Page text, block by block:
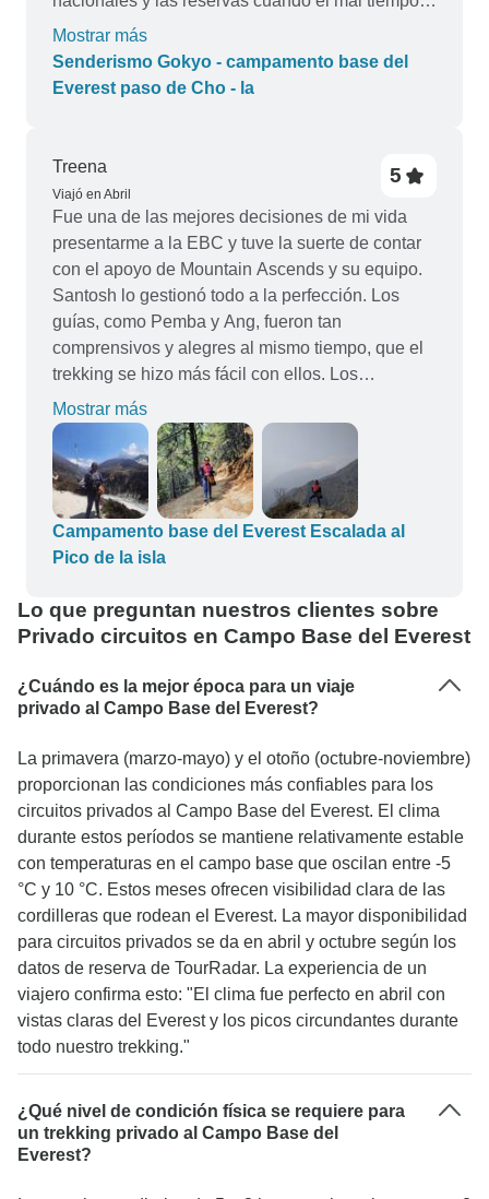
nos hizo perder el primer vuelo de Katmandú a
Lukla. La madre de Ashok nos permitió
amablemente alojarnos en su habitación esa
siguiente. Nuestro guía y nuestro porteador
fueron los mejores y disfrutamos de su compañía
y de sus conocimientos de toda la geografía
durante todo el viaje. La experiencia de nuestro
guía es impresionante y el itinerario y el ritmo de
todo el trekking estaban bien planificados. Nos lo
pasamos absolutamente genial y
recomendaríamos ir con Nepalgram.
Mostrar más
Senderismo Gokyo - campamento base del
Everest paso de Cho - la
Treena
Viajó en Abril
5
Fue una de las mejores decisiones de mi vida
presentarme a la EBC y tuve la suerte de contar
con el apoyo de Mountain Ascends y su equipo.
Santosh lo gestionó todo a la perfección. Los
guías, como Pemba y Ang, fueron tan
comprensivos y alegres al mismo tiempo, que el
trekking se hizo más fácil con ellos. Los
porteadores, no hace falta decirlo, fueron un gran
apoyo e hicieron que nuestro viaje fuera aún más
suave llevando nuestras maletas. Seleccionamos
hoteles estupendos y servimos buena comida
todos los días. También nos sirvieron bebidas
calientes todos los días. El itinerario del trekking
estaba tan bien diseñado que pudimos
echaré de menos todos los recuerdos creados allí
y estoy deseando hacer más viajes con vosotros.
Mostrar más
Campamento base del Everest Escalada al
Pico de la isla
Lo que preguntan nuestros clientes sobre
Privado circuitos en Campo Base del Everest
¿Cuándo es la mejor época para un viaje
privado al Campo Base del Everest?
La primavera (marzo-mayo) y el otoño (octubre-noviembre)
proporcionan las condiciones más confiables para los
circuitos privados al Campo Base del Everest. El clima
durante estos períodos se mantiene relativamente estable
con temperaturas en el campo base que oscilan entre -5
°C y 10 °C. Estos meses ofrecen visibilidad clara de las
cordilleras que rodean el Everest. La mayor disponibilidad
para circuitos privados se da en abril y octubre según los
datos de reserva de TourRadar. La experiencia de un
viajero confirma esto: "El clima fue perfecto en abril con
vistas claras del Everest y los picos circundantes durante
todo nuestro trekking."
¿Qué nivel de condición física se requiere para
un trekking privado al Campo Base del
Everest?